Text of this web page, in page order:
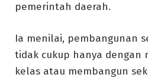
pemerintah daerah.
Ia menilai, pembangunan
tidak cukup hanya dengan
kelas atau membangun